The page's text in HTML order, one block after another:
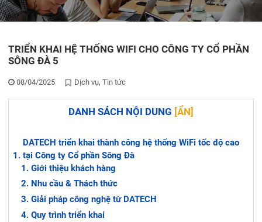
TRIỂN KHAI HỆ THỐNG WIFI CHO CÔNG TY CỔ PHẦN
SÔNG ĐÀ 5
08/04/2025 Dịch vụ Tin tức
DANH SÁCH NỘI DUNG [ẨN]
DATECH triển khai thành công hệ thống WiFi tốc độ cao
tại Công ty Cổ phần Sông Đà
Giới thiệu khách hàng
Nhu cầu & Thách thức
Giải pháp công nghệ từ DATECH
Quy trình triển khai